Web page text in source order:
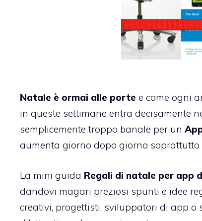
Natale è ormai alle porte e come ogni
in queste settimane entra decisamente
semplicemente troppo banale per un
aumenta giorno dopo giorno soprattutto
La mini guida Regali di natale per app
dandovi magari preziosi spunti e idee
creativi, progettisti, sviluppatori di app